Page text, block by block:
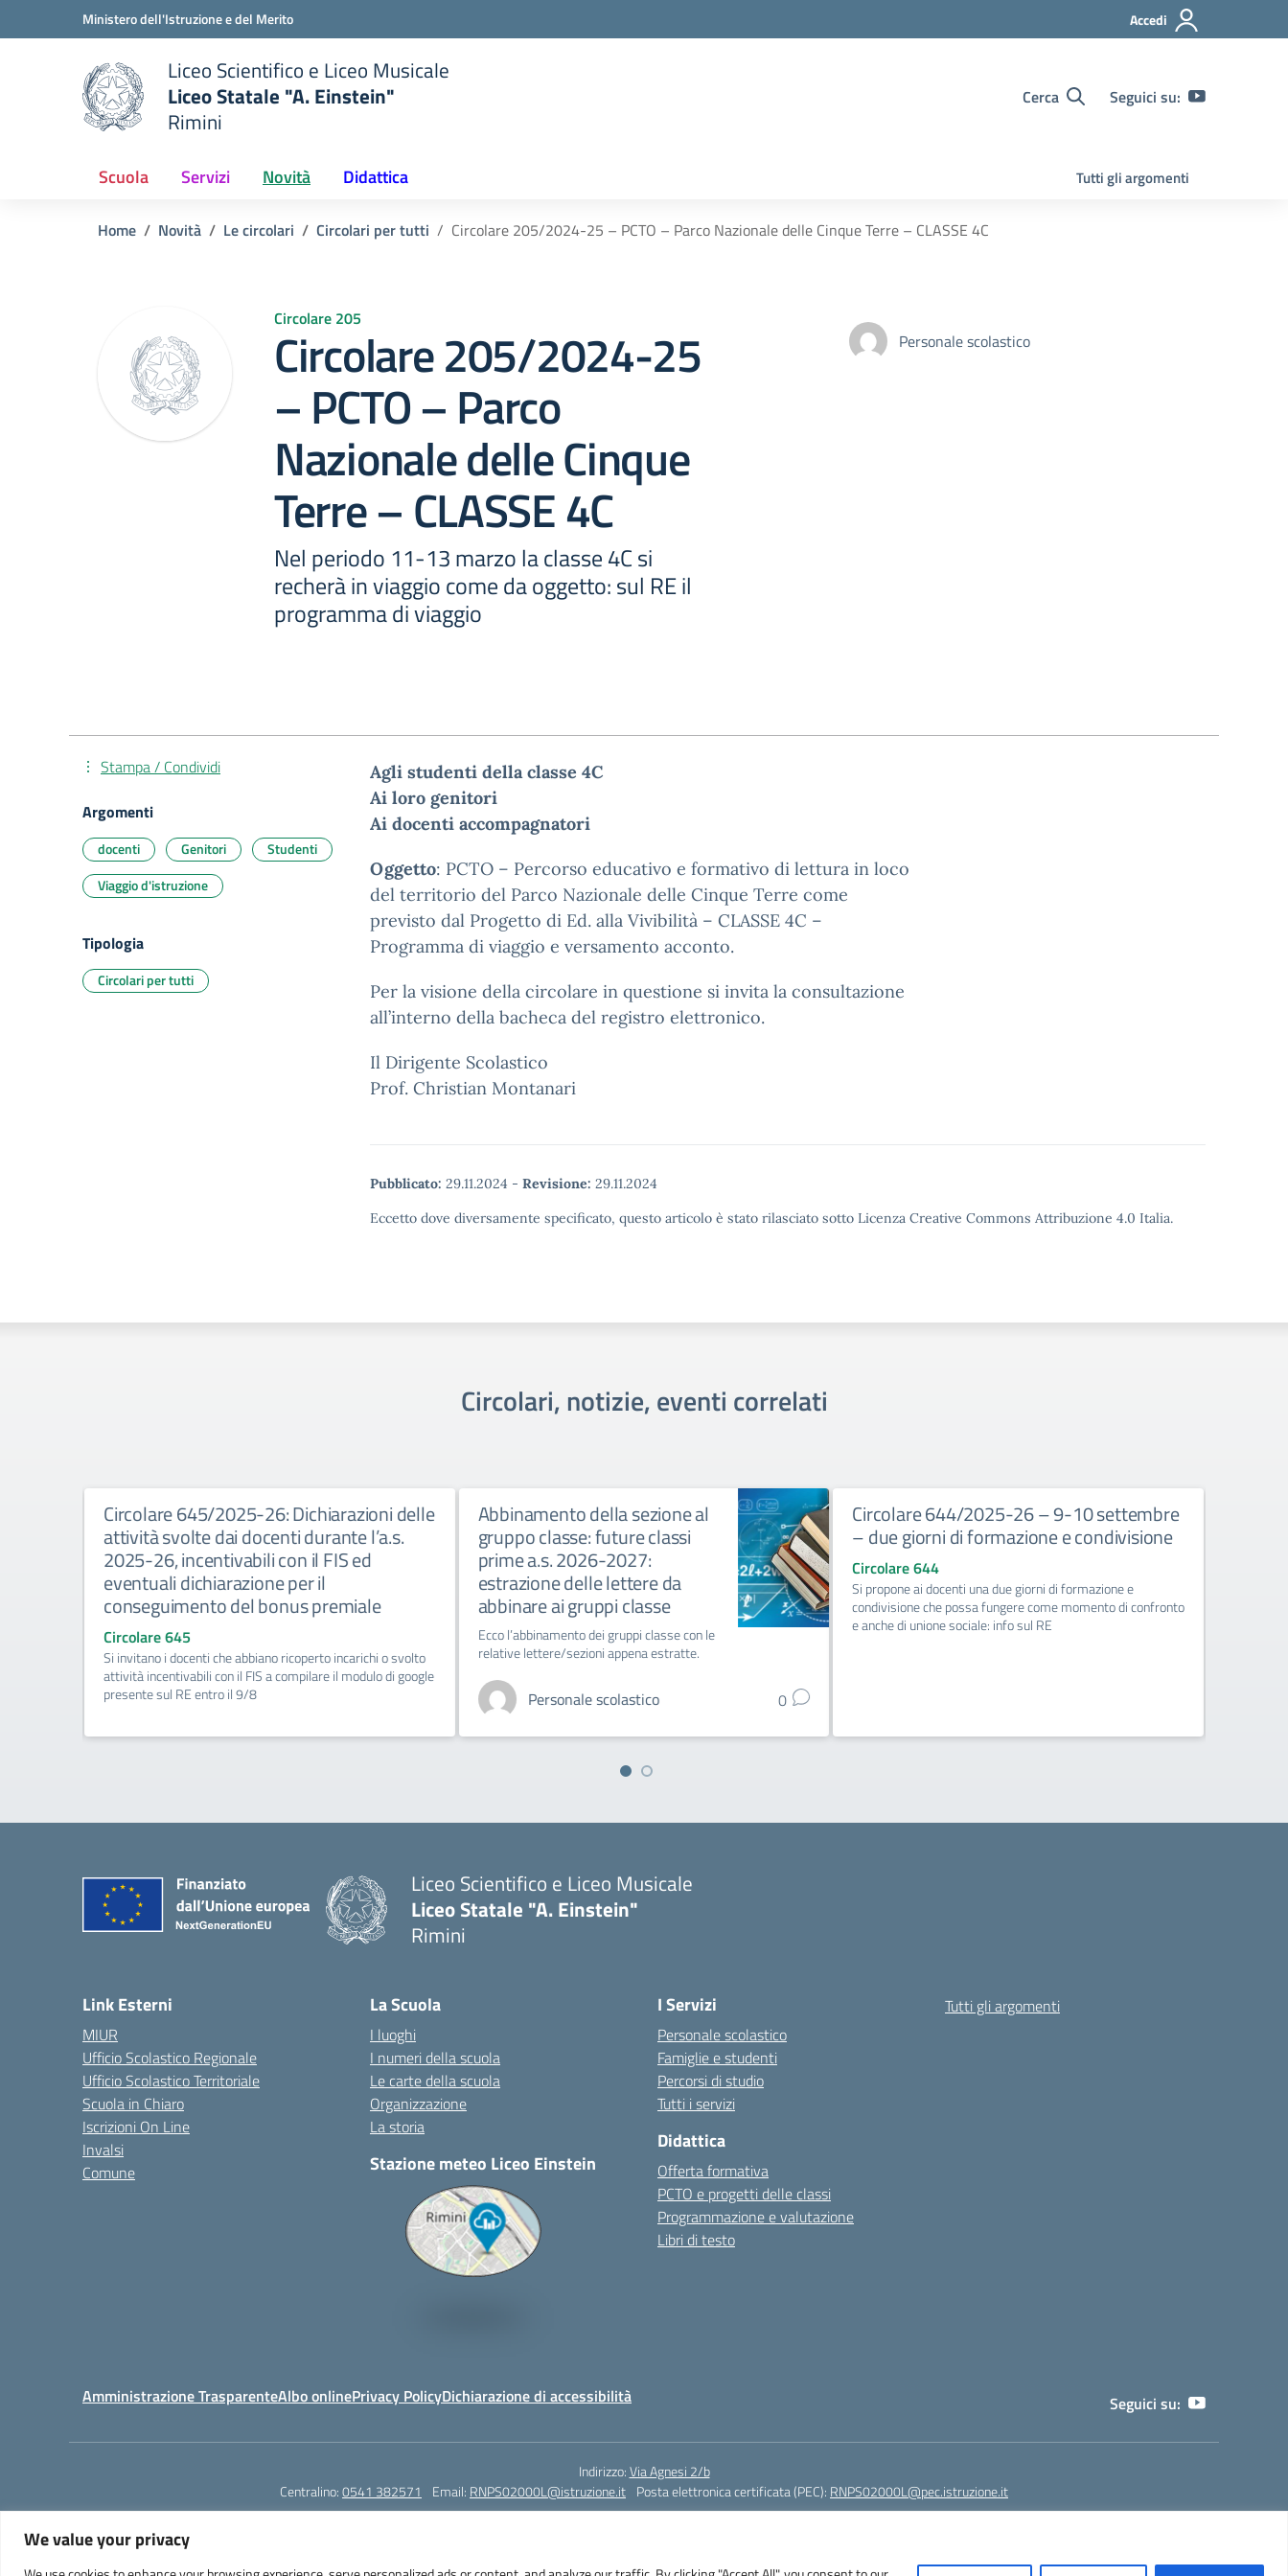
We value your privacy
Vai ai contenuti
Vai al menu di navigazioneMinistero dell'Istruzione e del Merito Accedi
scuola
Liceo Scientifico e Liceo Musicale
Liceo Statale "A. Einstein"
Rimini
Cerca Seguici su:
Scuola Servizi Novità Didattica Tutti gli argomenti
Home Novità Le circolari Circolari per tutti Circolare 205/2024-25 – PCTO – Parco Nazionale delle Cinque Terre – CLASSE 4C
Circolare 205
Circolare 205/2024-25
– PCTO – Parco
Nazionale delle Cinque
Terre – CLASSE 4C
Nel periodo 11-13 marzo la classe 4C si
recherà in viaggio come da oggetto: sul RE il
programma di viaggio
Personale scolastico
Agli studenti della classe 4C
Ai loro genitori
Ai docenti accompagnatori
Oggetto: PCTO – Percorso educativo e formativo di lettura in loco
del territorio del Parco Nazionale delle Cinque Terre come
previsto dal Progetto di Ed. alla Vivibilità – CLASSE 4C –
Programma di viaggio e versamento acconto.
Per la visione della circolare in questione si invita la consultazione
all’interno della bacheca del registro elettronico.
Il Dirigente Scolastico
Prof. Christian Montanari
Pubblicato: 29.11.2024 - Revisione: 29.11.2024
Eccetto dove diversamente specificato, questo articolo è stato rilasciato sotto Licenza Creative Commons Attribuzione 4.0 Italia.
Stampa / Condividi
Argomenti
docenti Genitori
Studenti
Viaggio d'istruzione
Tipologia
Circolari per tutti
Circolari, notizie, eventi correlati
Circolare 645/2025-26: Dichiarazioni delle
attività svolte dai docenti durante l’a.s.
2025-26, incentivabili con il FIS ed
eventuali dichiarazione per il
conseguimento del bonus premiale
Circolare 645
Si invitano i docenti che abbiano ricoperto incarichi o svolto
attività incentivabili con il FIS a compilare il modulo di google
presente sul RE entro il 9/8
Abbinamento della sezione al
gruppo classe: future classi
prime a.s. 2026-2027:
estrazione delle lettere da
abbinare ai gruppi classe
Ecco l’abbinamento dei gruppi classe con le
relative lettere/sezioni appena estratte.
Personale scolastico 0
Circolare 644/2025-26 – 9-10 settembre
– due giorni di formazione e condivisione
Circolare 644
Si propone ai docenti una due giorni di formazione e
condivisione che possa fungere come momento di confronto
e anche di unione sociale: info sul RE
Liceo Scientifico e Liceo Musicale
Liceo Statale "A. Einstein"
Rimini
Link Esterni
MIUR
Ufficio Scolastico Regionale
Ufficio Scolastico Territoriale
Scuola in Chiaro
Iscrizioni On Line
Invalsi
Comune
La Scuola
I luoghi
I numeri della scuola
Le carte della scuola
Organizzazione
La storia
Stazione meteo Liceo Einstein
I Servizi
Personale scolastico
Famiglie e studenti
Percorsi di studio
Tutti i servizi
Didattica
Offerta formativa
PCTO e progetti delle classi
Programmazione e valutazione
Libri di testo
Tutti gli argomenti
Amministrazione TrasparenteAlbo onlinePrivacy PolicyDichiarazione di accessibilità Seguici su:
Indirizzo:Via Agnesi 2/b
Centralino:0541 382571 Email: RNPS02000L@istruzione.it Posta elettronica certificata (PEC): RNPS02000L@pec.istruzione.it